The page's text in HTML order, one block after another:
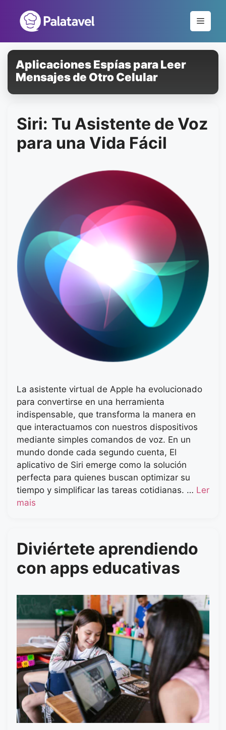
conteúdo
Menu
Aplicaciones Espías para Leer
Mensajes de Otro Celular
Siri: Tu Asistente de Voz
para una Vida Fácil
La asistente virtual de Apple ha evolucionado
para convertirse en una herramienta
indispensable, que transforma la manera en
que interactuamos con nuestros dispositivos
mediante simples comandos de voz. En un
mundo donde cada segundo cuenta, El
aplicativo de Siri emerge como la solución
perfecta para quienes buscan optimizar su
tiempo y simplificar las tareas cotidianas. … Ler
mais
Diviértete aprendiendo
con apps educativas